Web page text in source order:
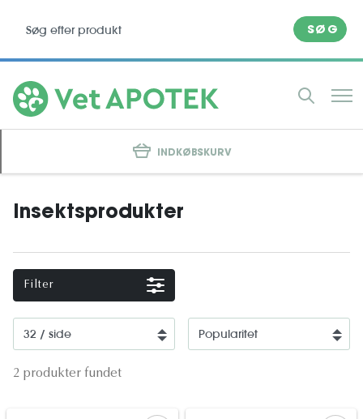
SØG
INDKØBSKURV
Insektsprodukter
Filter
2 produkter fundet